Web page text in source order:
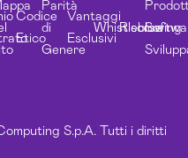
S.p.A. Tutti i diritti
Codice
Etico
Parità
di
Genere
Vantaggi
Esclusivi
Whistleblowing
Risorse